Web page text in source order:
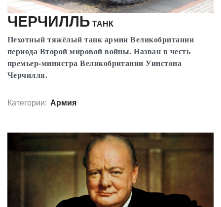
ЧЕРЧИЛЛЬ ТАНК
Пехотный тяжёлый танк армии Великобритании
периода Второй мировой войны. Назван в честь
премьер-министра Великобритании Уинстона
Черчилля.
Категории: Армия